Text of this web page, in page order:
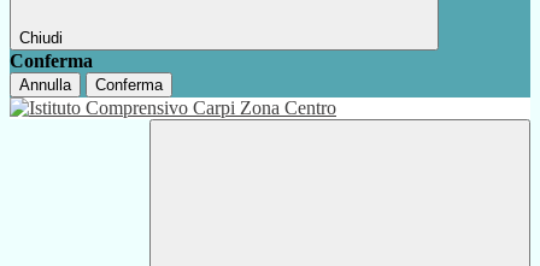
Chiudi
Conferma
Annulla Conferma